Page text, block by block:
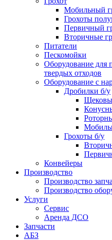
Мобильный
Грохоты
Первичный
Вторичные
Питатели
Пескомойки
Оборудование для
твердых отходов
Оборудование с
Дробилки б/у
Грохоты б/у
Конвейеры
Производство
Производство
Производство
Услуги
Сервис
Аренда ДСО
Запчасти
АБЗ